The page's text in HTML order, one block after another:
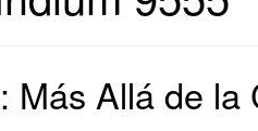
Más Allá de